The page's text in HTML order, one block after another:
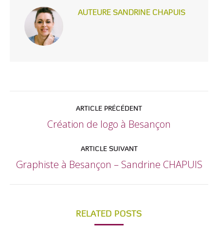
AUTEURE SANDRINE CHAPUIS
NAVIGATION
ARTICLE PRÉCÉDENT
Article
Création de logo à Besançon
ARTICLE SUIVANT
Onglet
Graphiste à Besançon – Sandrine CHAPUIS
RELATED POSTS